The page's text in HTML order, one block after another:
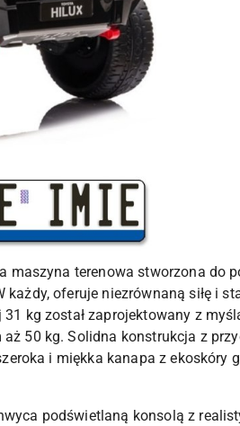
maszyna terenowa stworzona do
oferuje niezrównaną siłę i
kg został zaprojektowany z
50 kg. Solidna konstrukcja z
i miękka kanapa z
podświetlaną konsolą z